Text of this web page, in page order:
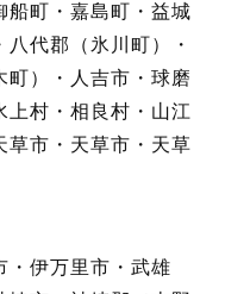
船町・嘉島町・益城
代郡（氷川町）・
町）・人吉市・球磨
上村・相良村・山江
草市・天草市・天草
・伊万里市・武雄